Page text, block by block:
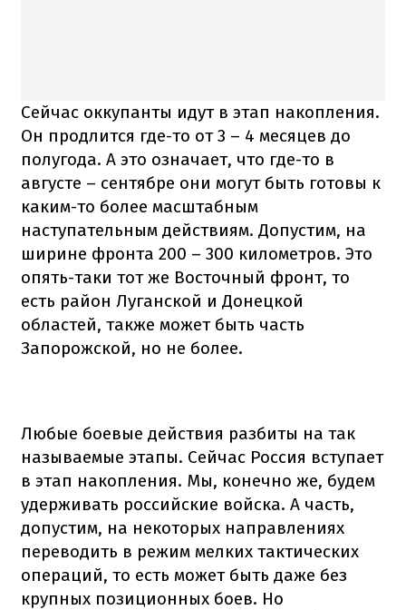
Сейчас оккупанты идут в этап накопления.
Он продлится где-то от 3 – 4 месяцев до
полугода. А это означает, что где-то в
августе – сентябре они могут быть готовы к
каким-то более масштабным
наступательным действиям. Допустим, на
ширине фронта 200 – 300 километров. Это
опять-таки тот же Восточный фронт, то
есть район Луганской и Донецкой
областей, также может быть часть
Запорожской, но не более.
Любые боевые действия разбиты на так
называемые этапы. Сейчас Россия вступает
в этап накопления. Мы, конечно же, будем
удерживать российские войска. А часть,
допустим, на некоторых направлениях
переводить в режим мелких тактических
операций, то есть может быть даже без
крупных позиционных боев. Но